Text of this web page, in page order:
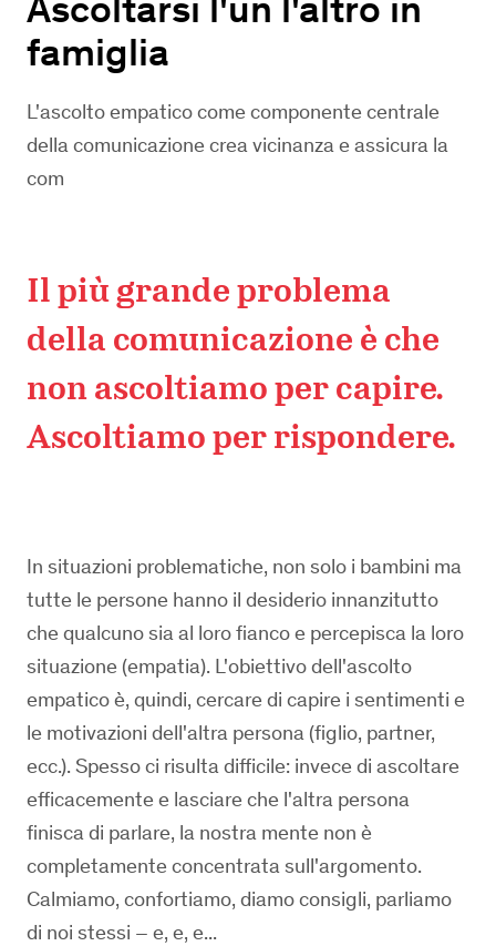
famiglia
L'ascolto empatico come componente centrale
della comunicazione crea vicinanza e assicura la
com
Il più grande problema
della comunicazione è che
non ascoltiamo per capire.
Ascoltiamo per rispondere.
In situazioni problematiche, non solo i bambini ma
tutte le persone hanno il desiderio innanzitutto
che qualcuno sia al loro fianco e percepisca la loro
situazione (empatia). L'obiettivo dell'ascolto
empatico è, quindi, cercare di capire i sentimenti e
le motivazioni dell'altra persona (figlio, partner,
ecc.). Spesso ci risulta difficile: invece di ascoltare
efficacemente e lasciare che l'altra persona
finisca di parlare, la nostra mente non è
completamente concentrata sull'argomento.
Calmiamo, confortiamo, diamo consigli, parliamo
di noi stessi – e, e, e...